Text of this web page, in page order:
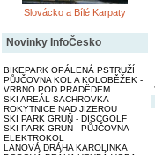
Slovácko a Bílé Karpaty
Novinky InfoČesko
BIKEPARK OPÁLENÁ PSTRUŽÍ
PŮJČOVNA KOL A KOLOBĚŽEK -
VRBNO POD PRADĚDEM
SKI AREÁL SACHROVKA -
ROKYTNICE NAD JIZEROU
SKI PARK GRUŇ - DISCGOLF
SKI PARK GRUŇ - PŮJČOVNA
ELEKTROKOL
LANOVÁ DRÁHA KAROLINKA